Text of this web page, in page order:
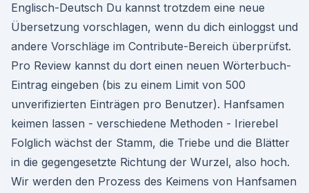
Englisch-Deutsch Du kannst trotzdem eine neue
Übersetzung vorschlagen, wenn du dich einloggst und
andere Vorschläge im Contribute-Bereich überprüfst.
Pro Review kannst du dort einen neuen Wörterbuch-
Eintrag eingeben (bis zu einem Limit von 500
unverifizierten Einträgen pro Benutzer). Hanfsamen
keimen lassen - verschiedene Methoden - Irierebel
Folglich wächst der Stamm, die Triebe und die Blätter
in die gegengesetzte Richtung der Wurzel, also hoch.
Wir werden den Prozess des Keimens von Hanfsamen